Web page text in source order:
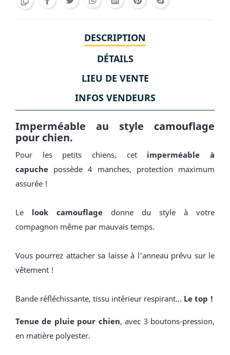
DESCRIPTION
DÉTAILS
LIEU DE VENTE
INFOS VENDEURS
Imperméable au style camouflage
pour chien.
Pour les petits chiens, cet imperméable à
capuche possède 4 manches, protection maximum
assurée !
Le look camouflage donne du style à votre
compagnon même par mauvais temps.
Vous pourrez attacher sa laisse à l'anneau prévu sur le
vêtement !
Bande réfléchissante, tissu intérieur respirant... Le top !
Tenue de pluie pour chien, avec 3 boutons-pression,
en matière polyester.